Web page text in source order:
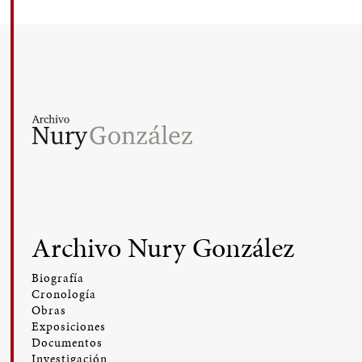
Archivo Nury González
Biografía
Cronología
Obras
Exposiciones
Documentos
Investigación